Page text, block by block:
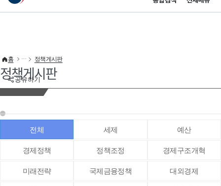
이 누리집은 대한민국 공식 전자정부 누리집입니다.
공유하기
홈 정책게시판
정책게시판
전체 세제 예산
경제정책 정책조정 경제구조개혁
미래전략 국제금융정책 대외경제